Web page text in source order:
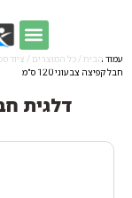
עמוד הבית / כל המוצרים / ציוד
חבל קפיצה צבעוני 120 ס"מ
דלגית חבל